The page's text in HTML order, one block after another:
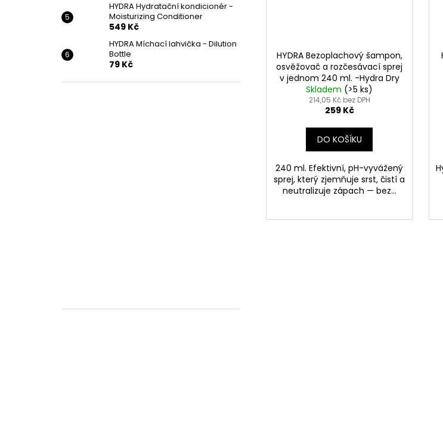
HYDRA Hydratační kondicionér -
Moisturizing Conditioner
549 Kč
HYDRA Míchací lahvička - Dilution
Bottle
79 Kč
HYDRA Bezoplachový šampon,
osvěžovač a rozčesávací sprej
v jednom 240 ml. -Hydra Dry
bath Spray
Skladem (>5 ks)
214,05 Kč bez DPH
259 Kč
DO KOŠÍKU
240 ml. Efektivní, pH-vyvážený
sprej, který zjemňuje srst, čistí a
neutralizuje zápach — bez...